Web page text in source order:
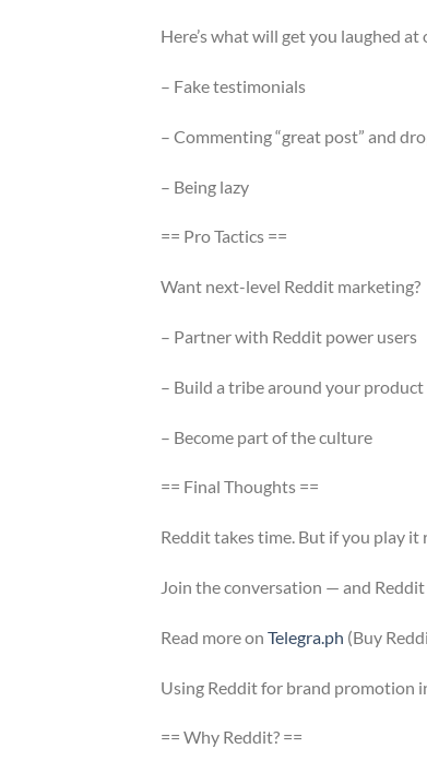
Here’s what will get you laughed at
– Fake testimonials
– Commenting “great post” and
– Being lazy
== Pro Tactics ==
Want next-level Reddit marketing?
– Partner with Reddit power users
– Build a tribe around your product
– Become part of the culture
== Final Thoughts ==
Reddit takes time. But if you play
Join the conversation — and
Read more on Telegra.ph (Buy
Using Reddit for brand promotion
== Why Reddit? ==